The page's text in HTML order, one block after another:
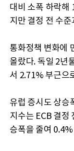
대비 소폭 하락해
지만 결정 전 수
통화정책 변화에
올랐다. 독일 2년
서 2.71% 부근으
유럽 증시도 상승
지수는 ECB 결정
승폭을 줄여